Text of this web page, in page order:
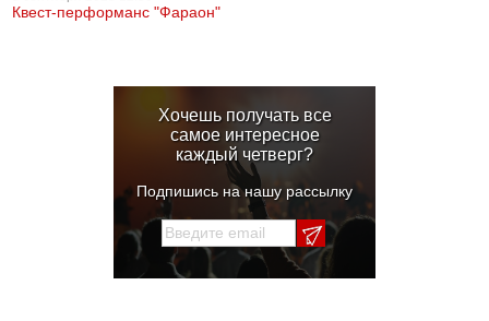
Квест-перформанс "Фараон"
Хочешь получать все
самое интересное
каждый четверг?
Подпишись на нашу рассылку